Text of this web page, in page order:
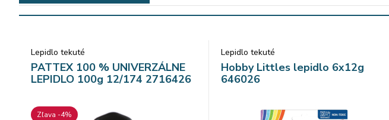
Lepidlo tekuté
PATTEX 100 % UNIVERZÁLNE
LEPIDLO 100g 12/174 2716426
Zľava -4%
Lepidlo tekuté
Hobby Littles lepidlo 6x12g
646026